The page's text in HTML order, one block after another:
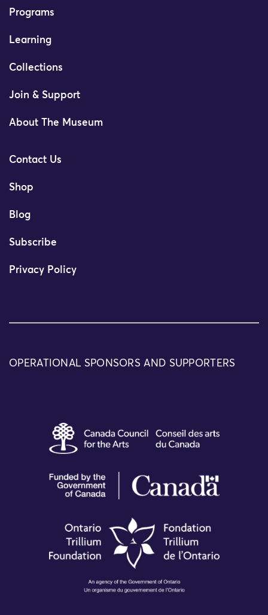
Programs
Learning
Collections
Join & Support
About The Museum
Contact Us
Shop
Blog
Subscribe
Privacy Policy
OPERATIONAL SPONSORS AND SUPPORTERS